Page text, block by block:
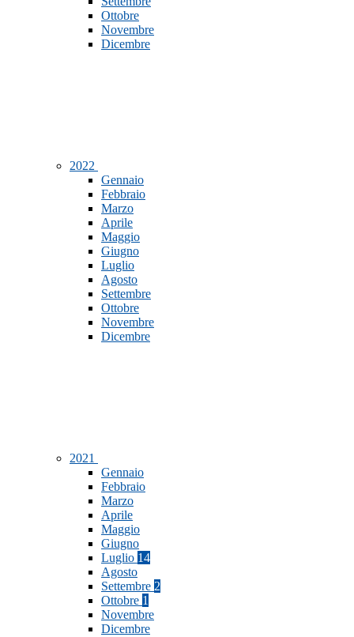
Ottobre
Novembre
Dicembre
2022
Gennaio
Febbraio
Marzo
Aprile
Maggio
Giugno
Luglio
Agosto
Settembre
Ottobre
Novembre
Dicembre
2021
Gennaio
Febbraio
Marzo
Aprile
Maggio
Giugno
Luglio 14
Agosto
Settembre 2
Ottobre 1
Novembre
Dicembre